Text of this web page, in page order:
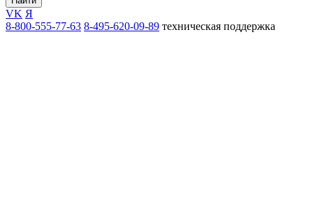
VK Я
8-800-555-77-63 8-495-620-09-89 техническая поддержка